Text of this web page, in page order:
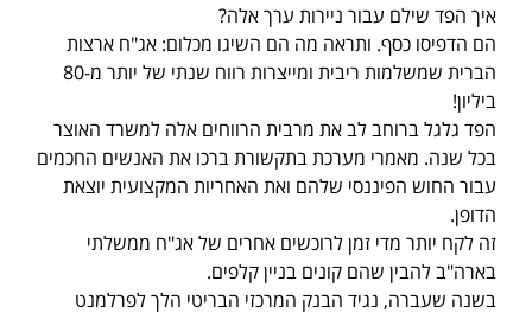
איך הפד שילם עבור ניירות ערך אלה?
הם הדפיסו כסף. ותראה מה הם השיגו מכלום: אג"ח ארצות
הברית שמשלמות ריבית ומייצרות רווח שנתי של יותר מ-80
ביליון!
הפד גלגל ברוחב לב את מרבית הרווחים אלה למשרד האוצר
בכל שנה. מאמרי מערכת בתקשורת ברכו את האנשים החכמים
עבור החוש הפיננסי שלהם ואת האחריות המקצועית יוצאת
הדופן.
זה לקח יותר מדי זמן לרוכשים אחרים של אג"ח ממשלתי
בארה"ב להבין שהם קונים בניין קלפים.
בשנה שעברה, נגיד הבנק המרכזי הבריטי הלך לפרלמנט